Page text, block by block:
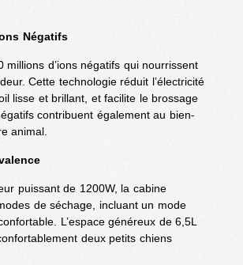
Négatifs
millions d’ions négatifs qui nourrissent
Cette technologie réduit l’électricité
lisse et brillant, et facilite le brossage
contribuent également au bien-
animal.
puissant de 1200W, la cabine
de séchage, incluant un mode
L’espace généreux de 6,5L
deux petits chiens